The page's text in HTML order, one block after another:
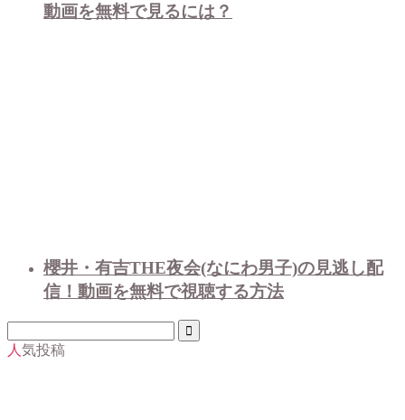
動画を無料で見るには？
櫻井・有吉THE夜会(なにわ男子)の見逃し配
信！動画を無料で視聴する方法
人気投稿